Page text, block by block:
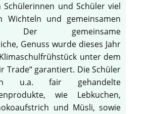
Schülerinnen und Schüler viel
Wichteln und gemeinsamen
Der gemeinsame
Genuss wurde dieses Jahr
unter dem
Trade“ garantiert. Die Schüler
u.a. fair gehandelte
wie Lebkuchen,
und Müsli, sowie